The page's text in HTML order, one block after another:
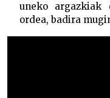
uneko argazkiak
ordea, badira